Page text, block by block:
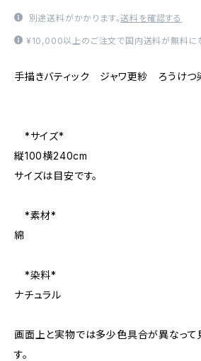
別途送料がかかります。送料を確認する
¥10,000以上のご注文で国内送料が無料にな
手描きバティック ジャワ更紗 ろうけつ
*サイズ*
縦100横240cm
サイズは目安です。
*素材*
綿
*染料*
ナチュラル
画面上と実物では多少色具合が異なって
す。